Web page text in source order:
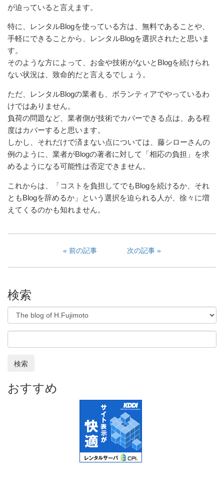
が迫っていると言えます。
特に、レンタルBlogを使っている方は、無料であることや、
手軽にできることから、レンタルBlogを選択されたと思いま
す。
そのような方によって、お金や技術がないとBlogを続けられ
ない状況は、致命的だと言えるでしょう。
ただ、レンタルBlogの業者も、ボランティアでやっているわ
けではありません。
負荷の問題など、業者側が技術でカバーできる点は、ある程
度はカバーすると思います。
しかし、それだけで済まない点については、藤シローさんの
例のように、業者がBlogの著者に対して「相応の負担」を求
めるようになる可能性は否定できません。
これからは、「コストを負担してでもBlogを続けるか、それ
ともBlogを辞めるか」という選択を迫られる人が、徐々に増
えてくるのかも知れません。
前の記事 次の記事
検索
検索
おすすめ